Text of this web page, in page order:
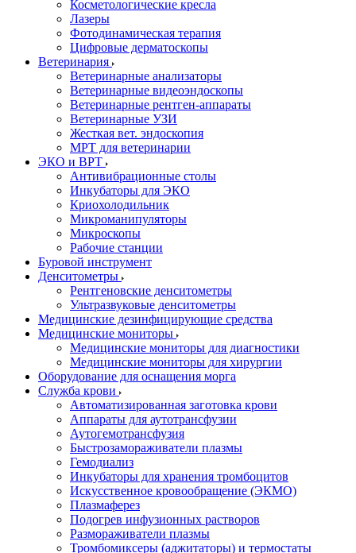
Косметологические кресла
Лазеры
Фотодинамическая терапия
Цифровые дерматоскопы
Ветеринария
Ветеринарные анализаторы
Ветеринарные видеоэндоскопы
Ветеринарные рентген-аппараты
Ветеринарные УЗИ
Жесткая вет. эндоскопия
МРТ для ветеринарии
ЭКО и ВРТ
Антивибрационные столы
Инкубаторы для ЭКО
Криохолодильник
Микроманипуляторы
Микроскопы
Рабочие станции
Буровой инструмент
Денситометры
Рентгеновские денситометры
Ультразвуковые денситометры
Медицинские дезинфицирующие средства
Медицинские мониторы
Медицинские мониторы для диагностики
Медицинские мониторы для хирургии
Оборудование для оснащения морга
Служба крови
Автоматизированная заготовка крови
Аппараты для аутотрансфузии
Аутогемотрансфузия
Быстрозамораживатели плазмы
Гемодиализ
Инкубаторы для хранения тромбоцитов
Искусственное кровообращение (ЭКМО)
Плазмаферез
Подогрев инфузионных растворов
Размораживатели плазмы
Тромбомиксеры (аджитаторы) и термостаты